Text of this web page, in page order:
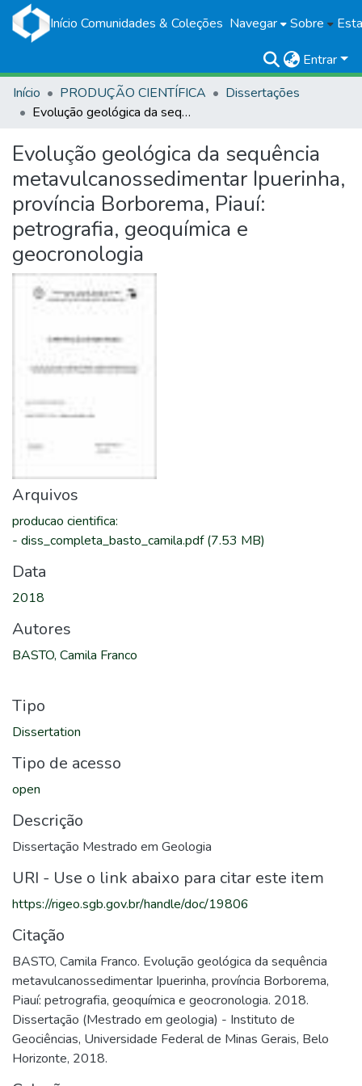
Início Comunidades & Coleções Navegar Sobre
Entrar
Início
PRODUÇÃO CIENTÍFICA
Dissertações
Evolução geológica da sequência metavulcanossedimentar Ipuerinha, província Borborema, Piauí: petrografia, geoquímica e geocronologia
Evolução geológica da sequência
metavulcanossedimentar Ipuerinha,
província Borborema, Piauí:
petrografia, geoquímica e
geocronologia
Arquivos
producao cientifica:
- diss_completa_basto_camila.pdf(7.53 MB)
Data
2018
Autores
BASTO, Camila Franco
Tipo
Dissertation
Tipo de acesso
open
Descrição
Dissertação Mestrado em Geologia
URI - Use o link abaixo para citar este item
https://rigeo.sgb.gov.br/handle/doc/19806
Citação
BASTO, Camila Franco. Evolução geológica da sequência
metavulcanossedimentar Ipuerinha, província Borborema,
Piauí: petrografia, geoquímica e geocronologia. 2018.
Dissertação (Mestrado em geologia) - Instituto de
Geociências, Universidade Federal de Minas Gerais, Belo
Horizonte, 2018.